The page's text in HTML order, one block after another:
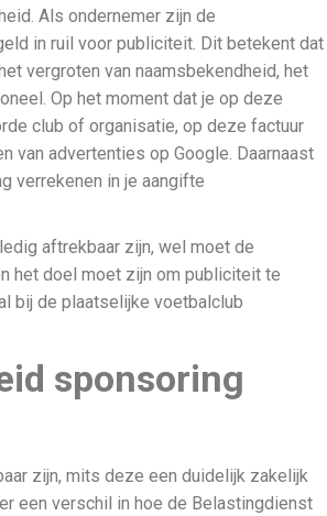
Als ondernemer zijn de
in ruil voor publiciteit. Dit betekent dat
vergroten van naamsbekendheid, het
Op het moment dat je op deze
club of organisatie, op deze factuur
van advertenties op Google. Daarnaast
verrekenen in je aangifte
aftrekbaar zijn, wel moet de
het doel moet zijn om publiciteit te
bij de plaatselijke voetbalclub
sponsoring
zijn, mits deze een duidelijk zakelijk
een verschil in hoe de Belastingdienst